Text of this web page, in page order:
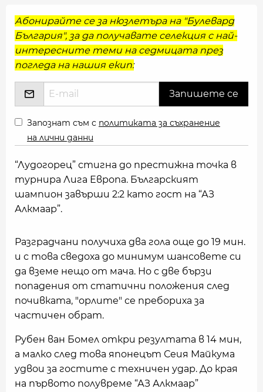
Абонирайте се за нюзлетъра на "Булевард
България", за да получавате селекция с най-
интересните теми на седмицата през
погледа на нашия екип:
Запознат съм с политиката за съхранение
на лични данни
“Лудогорец” стигна до престижна точка в
турнира Лига Европа. Българският
шампион завърши 2:2 като гост на “АЗ
Алкмаар”.
Разградчани получиха два гола още до 19 мин.
и с това сведоха до минимум шансовете си
да вземе нещо от мача. Но с две бързи
попадения от статични положения след
почивката, "орлите" се пребориха за
частичен обрат.
Рубен ван Бомел откри резултата в 14 мин,
а малко след това японецът Сеия Майкума
удвои за гостите с техничен удар. До края
на първото полувреме “АЗ Алкмаар”